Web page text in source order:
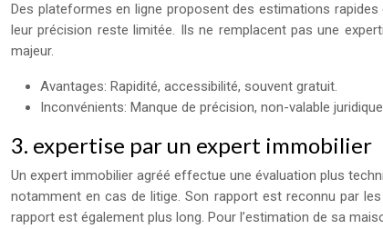
Des plateformes en ligne proposent des estimations
leur précision reste limitée. Ils ne remplacent pas une
majeur.
Avantages: Rapidité, accessibilité, souvent gratuit.
Inconvénients: Manque de précision, non-valable
3. expertise par un expert immobilier
Un expert immobilier agréé effectue une évaluation plus
notamment en cas de litige. Son rapport est reconnu par
rapport est également plus long. Pour l’estimation de sa